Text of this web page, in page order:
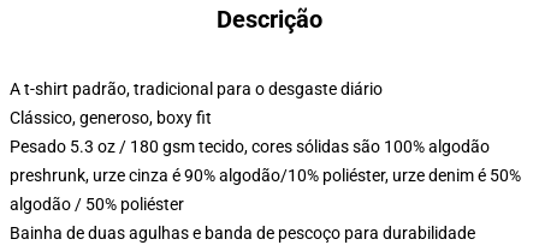
Descrição
A t-shirt padrão, tradicional para o desgaste diário
Clássico, generoso, boxy fit
Pesado 5.3 oz / 180 gsm tecido, cores sólidas são 100% algodão
preshrunk, urze cinza é 90% algodão/10% poliéster, urze denim é 50%
algodão / 50% poliéster
Bainha de duas agulhas e banda de pescoço para durabilidade